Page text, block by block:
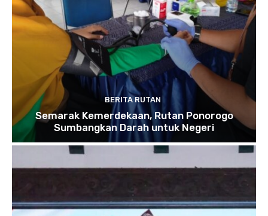
BERITA RUTAN
Semarak Kemerdekaan, Rutan Ponorogo
Sumbangkan Darah untuk Negeri